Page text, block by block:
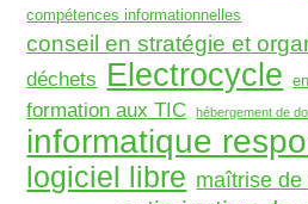
compétences informationnelles
conseil en stratégie et
déchets Electrocycle
formation aux TIC hébergement de
informatique
logiciel libre maîtrise de